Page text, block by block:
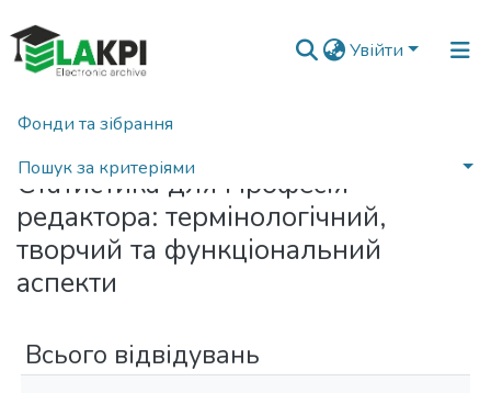
Увійти
Фонди та зібрання
Пошук за критеріями
Головна Статистика
Статистика для Професія
редактора: термінологічний,
творчий та функціональний
аспекти
Всього відвідувань